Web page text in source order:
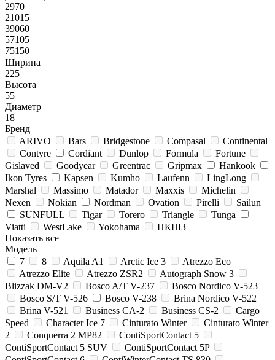
2970
21015
39060
57105
75150
Ширина
225
Высота
55
Диаметр
18
Бренд
ARIVO
Bars Bridgestone Compasal
Continental
Contyre
Cordiant Dunlop Formula
Fortune
Gislaved
Goodyear Greentrac Gripmax
Hankook
Ikon Tyres
Kapsen Kumho Laufenn
LingLong
Marshal
Massimo Matador Maxxis
Michelin
Nexen
Nokian Nordman Ovation Pirelli
Sailun
SUNFULL
Tigar Torero Triangle
Tunga
Viatti
WestLake Yokohama
НКШЗ
Показать все
Модель
7
8 Aquila A1 Arctic Ice 3
Atrezzo Eco
Atrezzo Elite
Atrezzo ZSR2
Autograph Snow 3
Blizzak DM-V2
Bosco A/T V-237
Bosco Nordico V-523
Bosco S/T V-526
Bosco V-238
Brina Nordico V-522
Brina V-521
Business CA-2 Business CS-2
Cargo
Speed
Character Ice 7 Cinturato Winter
Cinturato Winter
2
Conquerra 2 MP82
ContiSportContact 5
ContiSportContact 5 SUV
ContiSportContact 5P